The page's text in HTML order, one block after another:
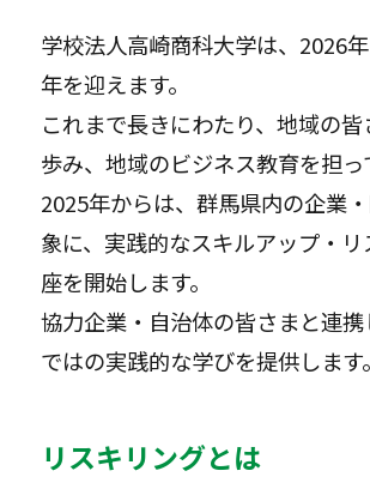
学校法人高崎商科大学は、2026
年を迎えます。
これまで長きにわたり、地域の
歩み、地域のビジネス教育を担っ
2025年からは、群馬県内の企業
象に、実践的なスキルアップ・
座を開始します。
協力企業・自治体の皆さまと連
ではの実践的な学びを提供します。
リスキリングとは